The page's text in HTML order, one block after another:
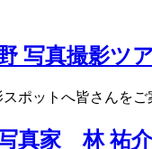
ポットへ皆さんをご